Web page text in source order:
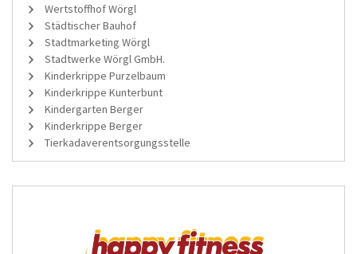
Wertstoffhof Wörgl
Städtischer Bauhof
Stadtmarketing Wörgl
Stadtwerke Wörgl GmbH.
Kinderkrippe Purzelbaum
Kinderkrippe Kunterbunt
Kindergarten Berger
Kinderkrippe Berger
Tierkadaverentsorgungsstelle